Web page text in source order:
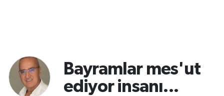
Bayramlar mes'ut
ediyor insanı...